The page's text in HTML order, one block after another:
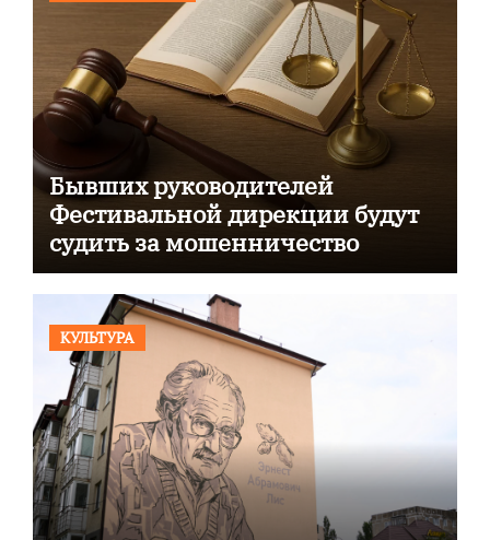
Бывших руководителей
Фестивальной дирекции будут
судить за мошенничество
КУЛЬТУРА